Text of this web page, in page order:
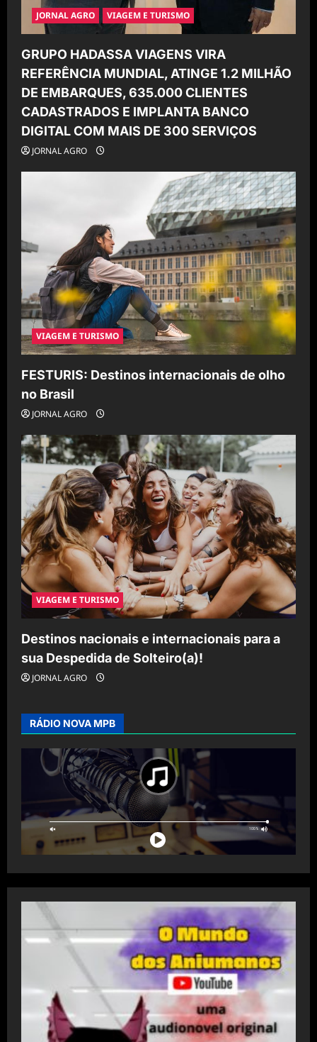
JORNAL AGRO VIAGEM E TURISMO
GRUPO HADASSA VIAGENS VIRA
REFERÊNCIA MUNDIAL, ATINGE 1.2 MILHÃO
DE EMBARQUES, 635.000 CLIENTES
CADASTRADOS E IMPLANTA BANCO
DIGITAL COM MAIS DE 300 SERVIÇOS
JORNAL AGRO
VIAGEM E TURISMO
FESTURIS: Destinos internacionais de olho
no Brasil
JORNAL AGRO
VIAGEM E TURISMO
Destinos nacionais e internacionais para a
sua Despedida de Solteiro(a)!
JORNAL AGRO
RÁDIO NOVA MPB